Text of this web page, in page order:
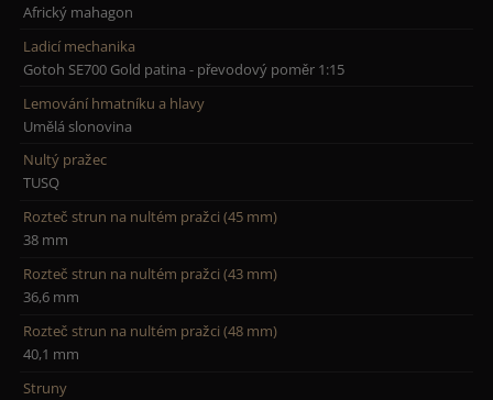
Africký mahagon
Ladicí mechanika
Gotoh SE700 Gold patina - převodový poměr 1:15
Lemování hmatníku a hlavy
Umělá slonovina
Nultý pražec
TUSQ
Rozteč strun na nultém pražci (45 mm)
38 mm
Rozteč strun na nultém pražci (43 mm)
36,6 mm
Rozteč strun na nultém pražci (48 mm)
40,1 mm
Struny